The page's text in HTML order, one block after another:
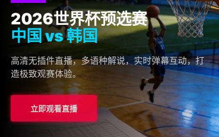
2026世界杯预选赛
中国 vs 韩国
高清无插件直播，多语种解说，实时弹幕互动，打
造极致观赛体验。
立即观看直播